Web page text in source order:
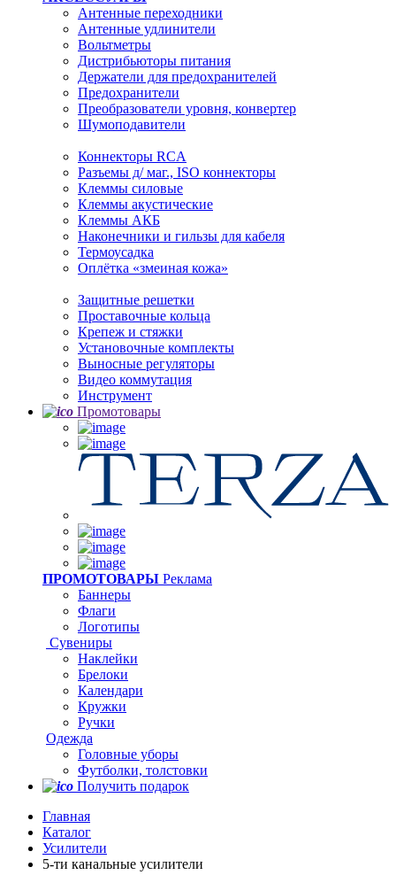
Антенные переходники
Антенные удлинители
Вольтметры
Дистрибьюторы питания
Держатели для предохранителей
Предохранители
Преобразователи уровня, конвертер
Шумоподавители
Коннекторы RCA
Разъемы д/ маг., ISO коннекторы
Клеммы силовые
Клеммы акустические
Клеммы АКБ
Наконечники и гильзы для кабеля
Термоусадка
Оплётка «змеиная кожа»
Защитные решетки
Проставочные кольца
Крепеж и стяжки
Установочные комплекты
Выносные регуляторы
Видео коммутация
Инструмент
Промотовары
ПРОМОТОВАРЫ Реклама
Баннеры
Флаги
Логотипы
Сувениры
Наклейки
Брелоки
Календари
Кружки
Ручки
Одежда
Головные уборы
Футболки, толстовки
Получить подарок
Главная
Каталог
Усилители
5-ти канальные усилители